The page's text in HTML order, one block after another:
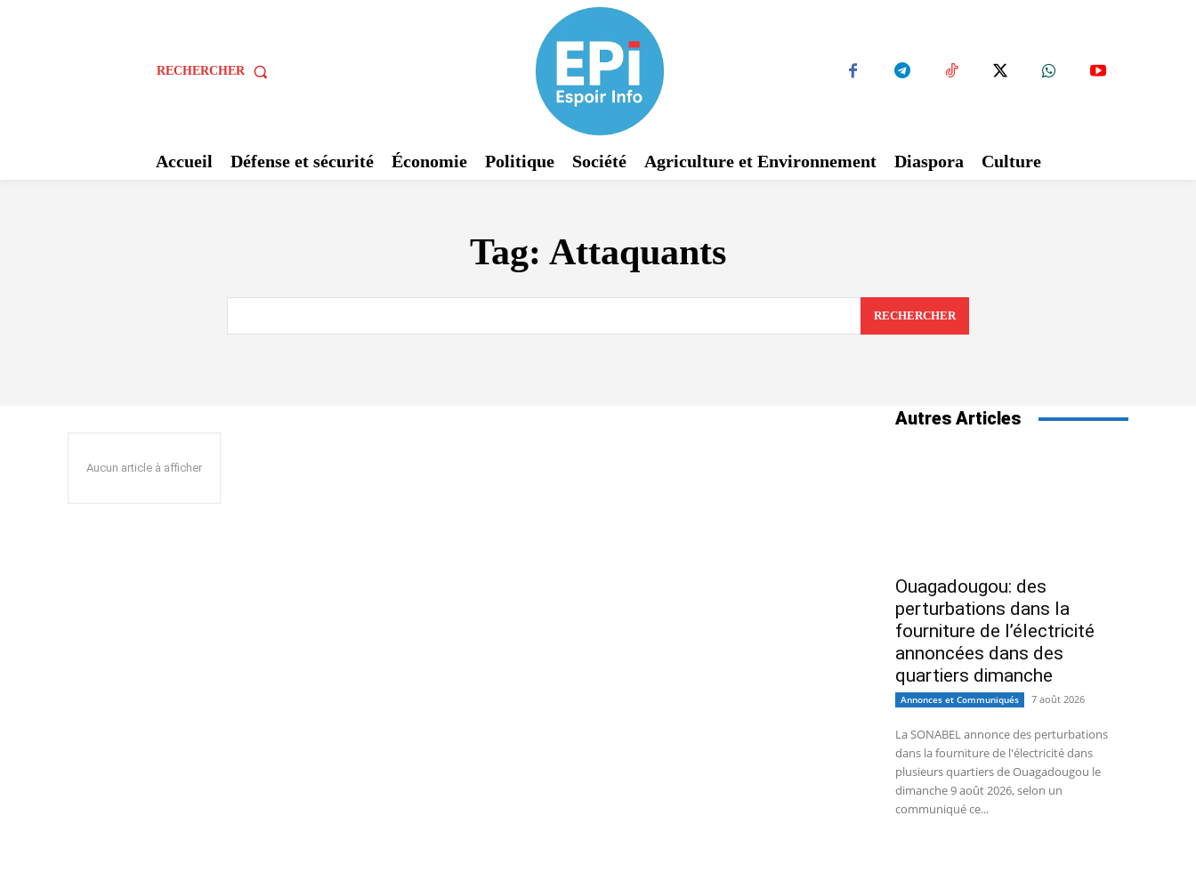
RECHERCHER
Accueil Défense et sécurité Économie Politique Société Agriculture et Environnement Diaspora Culture
Tag: Attaquants
RECHERCHER
Aucun article à afficher
Autres Articles
Ouagadougou: des
perturbations dans la
fourniture de l’électricité
annoncées dans des
quartiers dimanche
Annonces et Communiqués 7 août 2026
La SONABEL annonce des perturbations
dans la fourniture de l'électricité dans
plusieurs quartiers de Ouagadougou le
dimanche 9 août 2026, selon un
communiqué ce...